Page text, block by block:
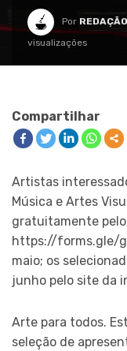
Por REDAÇÃO
visualizações
Compartilhar
Artistas
Música e Artes
gratuitamente
https://forms.gle/
maio; os
junho pelo site da
Arte para todos.
seleção de